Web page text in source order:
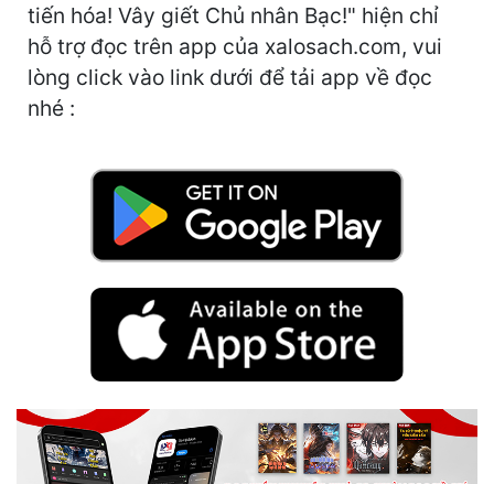
Linh Dị
Làm Giàu
Lịch Sử
Nữ Phụ
Phong Thủy - Tâm Linh
tiến hóa! Vây giết Chủ nhân Bạc!" hiện chỉ
hỗ trợ đọc trên app của xalosach.com, vui
lòng click vào link dưới để tải app về đọc
nhé :